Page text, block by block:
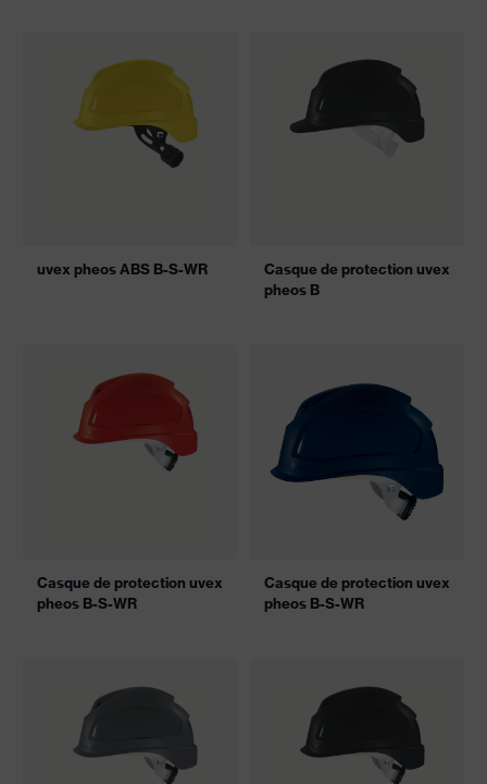
uvex pheos ABS B-S-WR
Casque de protection uvex
pheos B
Casque de protection uvex
pheos B-S-WR
Casque de protection uvex
pheos B-S-WR